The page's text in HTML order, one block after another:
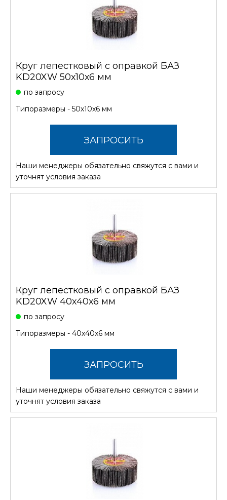
Круг лепестковый с оправкой БАЗ
KD20XW 50х10х6 мм
по запросу
Типоразмеры - 50х10х6 мм
ЗАПРОСИТЬ
СТОИМОСТЬ
Наши менеджеры обязательно свяжутся с вами и
уточнят условия заказа
Круг лепестковый с оправкой БАЗ
KD20XW 40х40х6 мм
по запросу
Типоразмеры - 40х40х6 мм
ЗАПРОСИТЬ
СТОИМОСТЬ
Наши менеджеры обязательно свяжутся с вами и
уточнят условия заказа